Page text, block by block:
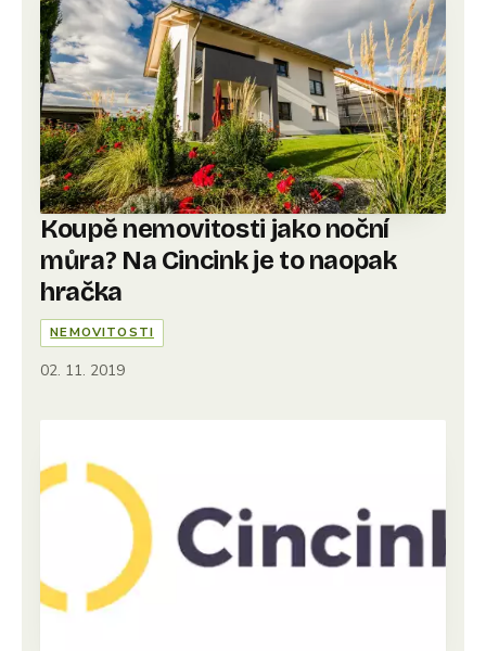
Koupě nemovitosti jako noční
můra? Na Cincink je to naopak
hračka
NEMOVITOSTI
02. 11. 2019